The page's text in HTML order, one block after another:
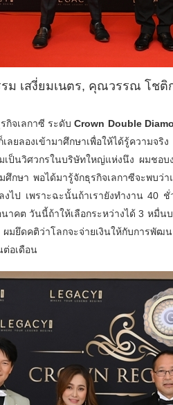
เสงี่ยมเนตร, คุณวรรณ โช
กิจเลกาซี ระดับCrown Double
เลยลองเข้ามาศึกษาเพื่อให้ได้รู้ควา
ป็นวิศวกรในบริษัทใหญ่แห่งนึง ผมชอ
กษา พอได้มารู้จักธุรกิจเลกาซีจะพบว่
ลงไป เพราะฉะนั้นถ้าเรายังทำงาน
นาคต วันนี้ถ้าให้เลือกระหว่างได้ 3 หมื่
ยึดคติว่าโลกจะจ่ายเงินให้กับการพัฒ
ต่อเดือน